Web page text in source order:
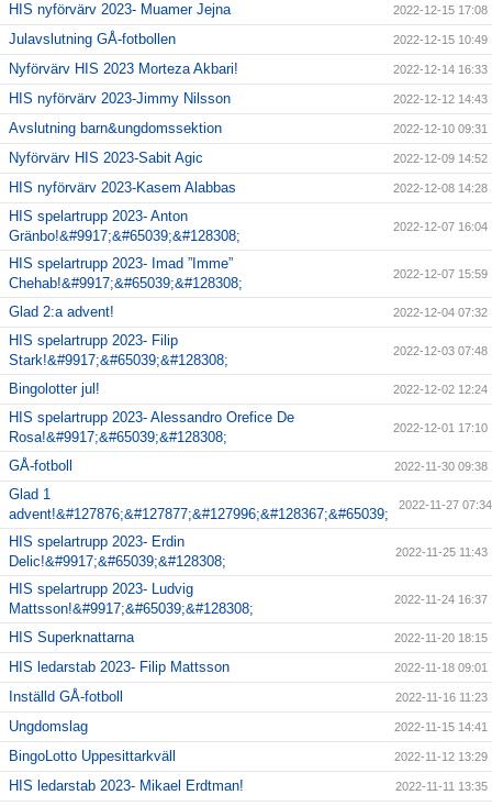
HIS nyförvärv 2023- Muamer Jejna 2022-12-15 17:08
Julavslutning GÅ-fotbollen 2022-12-15 10:49
Nyförvärv HIS 2023 Morteza Akbari! 2022-12-14 16:33
HIS nyförvärv 2023-Jimmy Nilsson 2022-12-12 14:43
Avslutning barn&ungdomssektion 2022-12-10 09:31
Nyförvärv HIS 2023-Sabit Agic 2022-12-09 14:52
HIS nyförvärv 2023-Kasem Alabbas 2022-12-08 14:28
HIS spelartrupp 2023- Anton
Gränbo!&#9917;&#65039;&#128308;
2022-12-07 16:04
HIS spelartrupp 2023- Imad ”Imme”
Chehab!&#9917;&#65039;&#128308;
2022-12-07 15:59
Glad 2:a advent! 2022-12-04 07:32
HIS spelartrupp 2023- Filip
Stark!&#9917;&#65039;&#128308;
2022-12-03 07:48
Bingolotter jul! 2022-12-02 12:24
HIS spelartrupp 2023- Alessandro Orefice De
Rosa!&#9917;&#65039;&#128308;
2022-12-01 17:10
GÅ-fotboll 2022-11-30 09:38
Glad 1
advent!&#127876;&#127877;&#127996;&#128367;&#65039;
2022-11-27 07:34
HIS spelartrupp 2023- Erdin
Delic!&#9917;&#65039;&#128308;
2022-11-25 11:43
HIS spelartrupp 2023- Ludvig
Mattsson!&#9917;&#65039;&#128308;
2022-11-24 16:37
HIS Superknattarna 2022-11-20 18:15
HIS ledarstab 2023- Filip Mattsson 2022-11-18 09:01
Inställd GÅ-fotboll 2022-11-16 11:23
Ungdomslag 2022-11-15 14:41
BingoLotto Uppesittarkväll 2022-11-12 13:29
HIS ledarstab 2023- Mikael Erdtman! 2022-11-11 13:35